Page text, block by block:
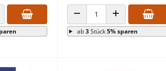
ERHÖHEN ANZAHL VERRINGERNANZAHL ERHÖHEN
ab3Stück5% sparen